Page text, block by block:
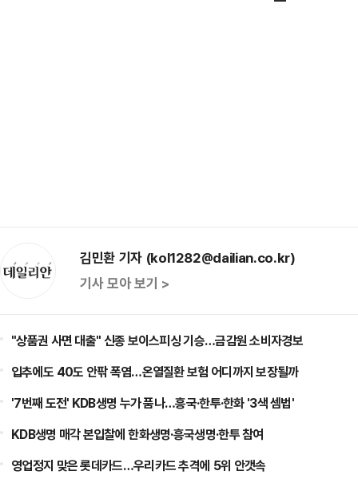
김민환 기자 (kol1282@dailian.co.kr)
기사 모아 보기 >
"상품권 사면 대출" 신종 보이스피싱 기승…금감원 소비자경보
입추에도 40도 안팎 폭염…온열질환 보험 어디까지 보장될까
'7번째 도전' KDB생명 누가 품나…흥국·한투·한화 '3색 셈법'
KDB생명 매각 본입찰에 한화생명·흥국생명·한투 참여
영업정지 맞은 롯데카드…우리카드 추격에 5위 안갯속